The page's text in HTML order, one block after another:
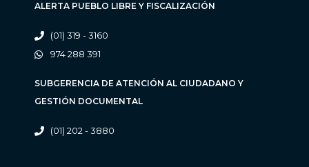
ALERTA PUEBLO LIBRE Y FISCALIZACIÓN
(01) 319 - 3160
974 288 391
SUBGERENCIA DE ATENCIÓN AL CIUDADANO Y
GESTIÓN DOCUMENTAL
(01) 202 - 3880